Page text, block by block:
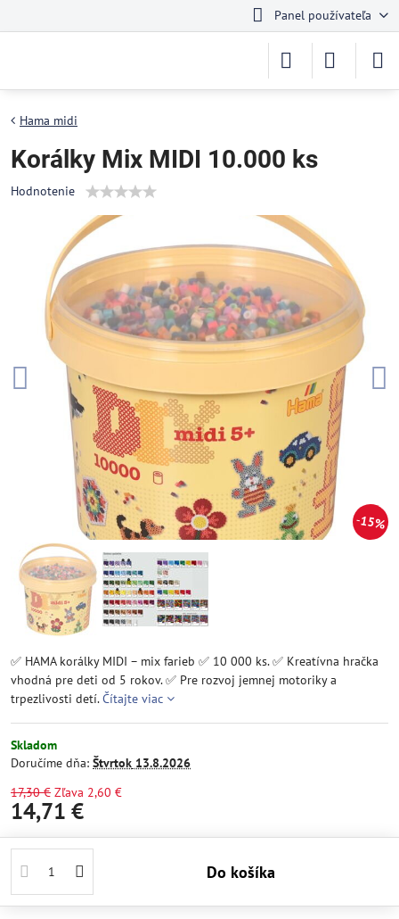
Panel používateľa
15%
Hama midi
Korálky Mix MIDI 10.000 ks
Hodnotenie
✅ HAMA korálky MIDI – mix farieb ✅ 10 000 ks. ✅ Kreatívna hračka
vhodná pre deti od 5 rokov. ✅ Pre rozvoj jemnej motoriky a
trpezlivosti detí.Čítajte viac
Skladom
Doručíme dňa: Štvrtok 13.8.2026
17,30 € Zľava 2,60 €
14,71 €
Do košíka